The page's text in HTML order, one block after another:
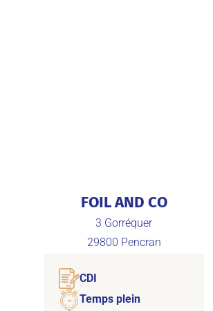
FOIL AND CO
3 Gorréquer
29800 Pencran
CDI
Temps plein